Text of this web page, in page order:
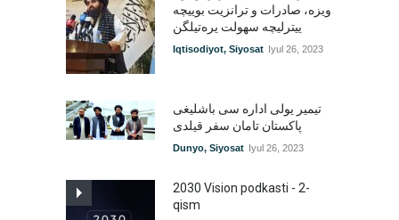
ویزه، صادرات و ترانزیت بوییچه
ییترلیچه سهولت یره‌تیلگن
Iqtisodiyot, Siyosat Iyul 26, 2023
تیمیر یولی اداره سی باشلیغی
پاکستان تامان سفر قیلدی
Dunyo, Siyosat Iyul 26, 2023
2030 Vision podkasti - 2-
qism